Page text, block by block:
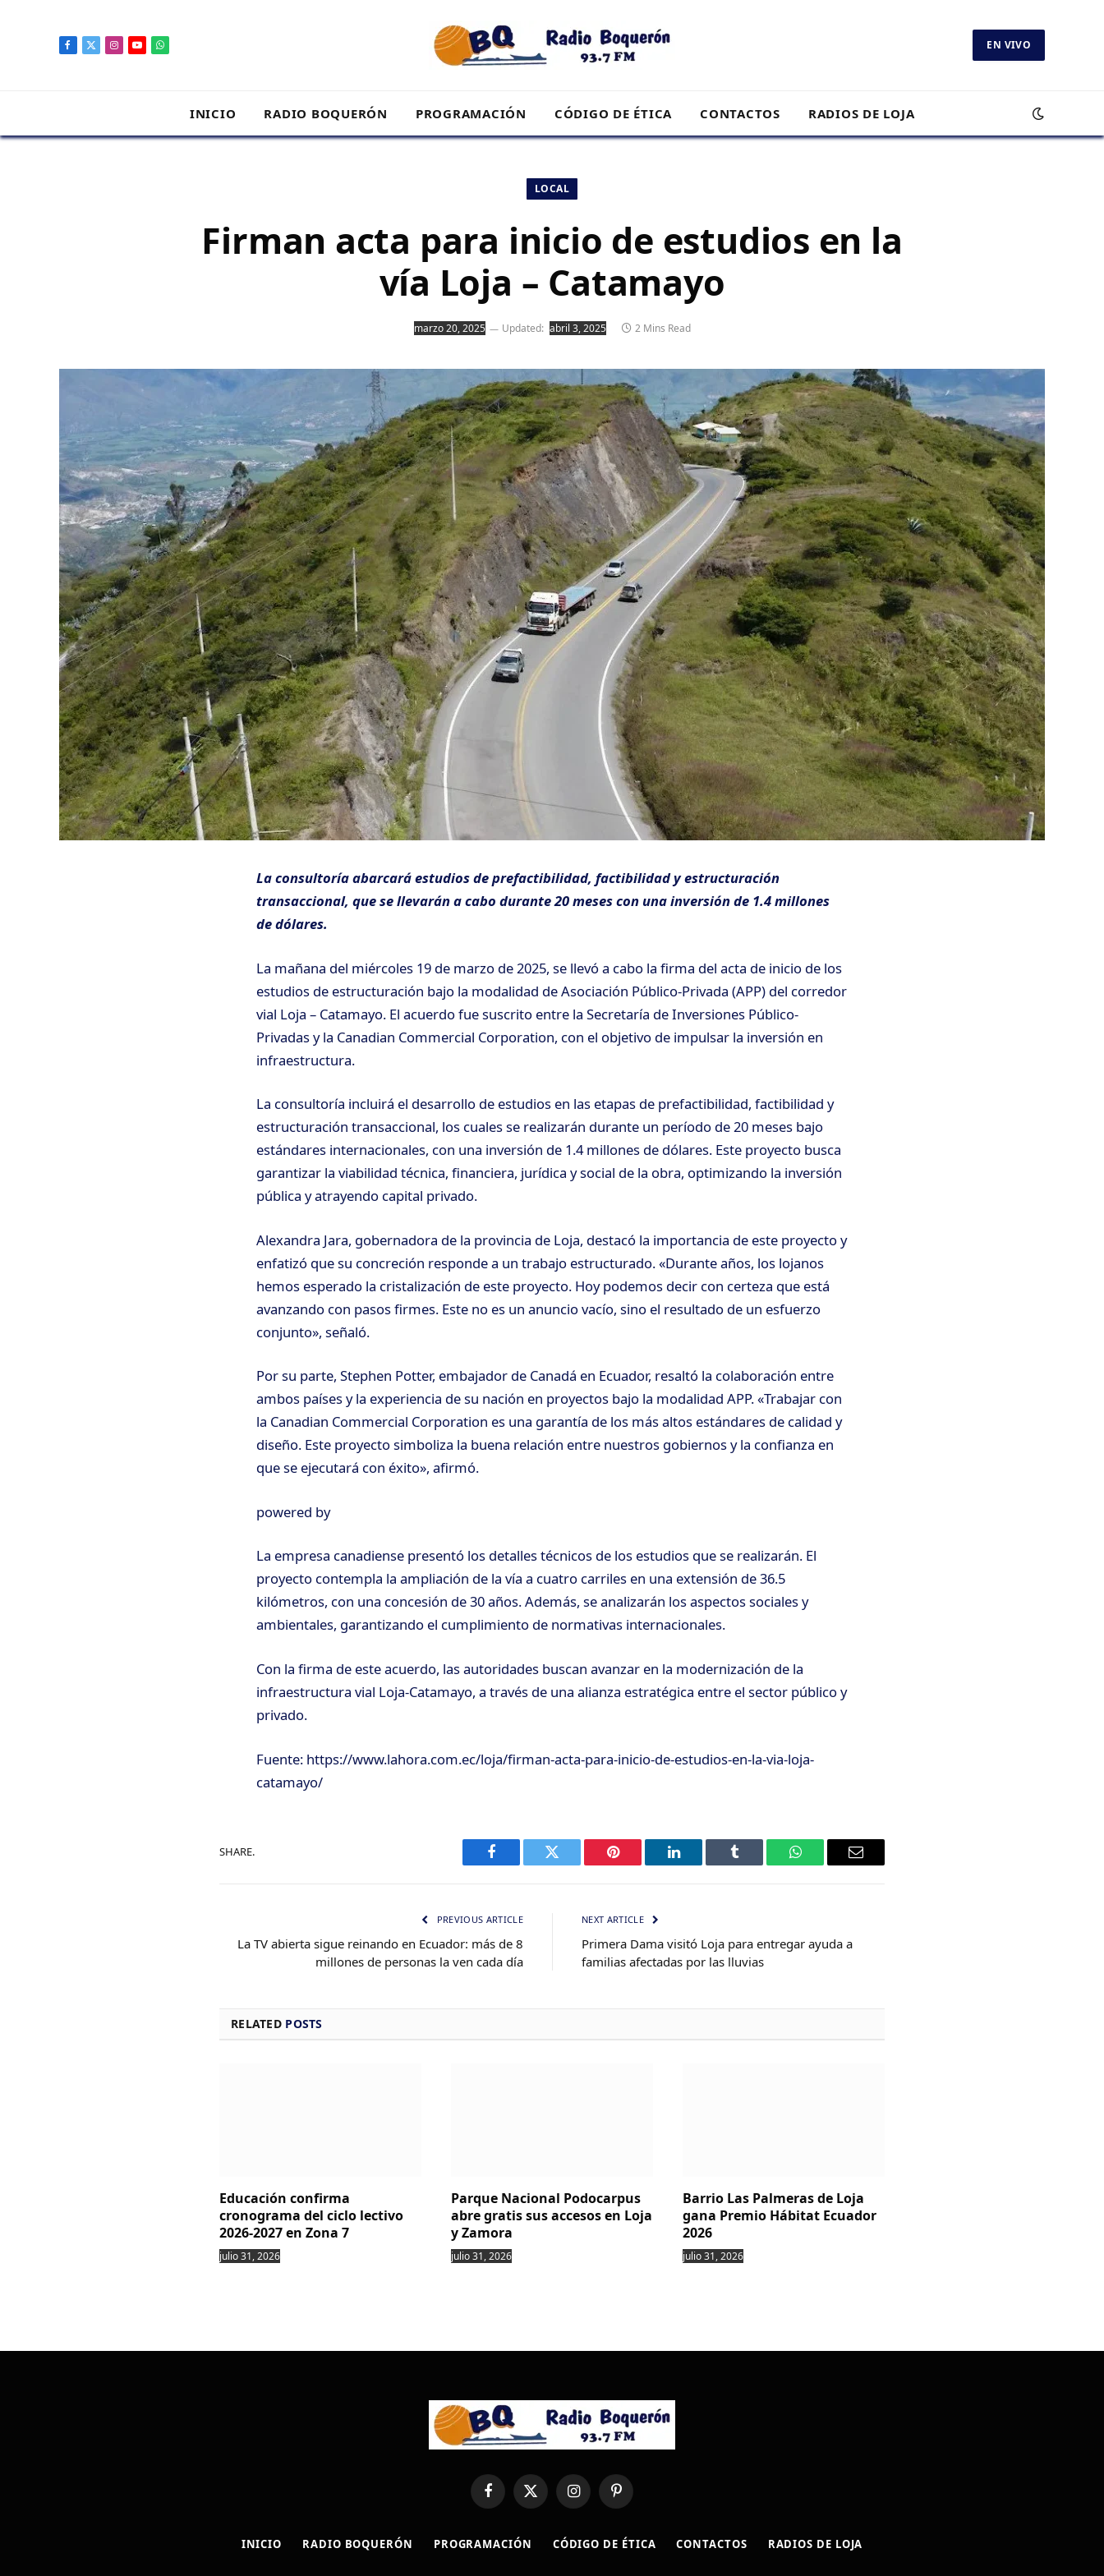
Facebook
X
Instagram
YouTubeWhatsApp EN VIVO
INICIO RADIO BOQUERÓN PROGRAMACIÓN CÓDIGO DE ÉTICA CONTACTOS RADIOS DE LOJA
LOCAL
Firman acta para inicio de estudios en la
vía Loja – Catamayo
marzo 20, 2025 Updated: abril 3, 2025 2 Mins Read
La consultoría abarcará estudios de prefactibilidad, factibilidad y estructuración
transaccional, que se llevarán a cabo durante 20 meses con una inversión de 1.4 millones
de dólares.
La mañana del miércoles 19 de marzo de 2025, se llevó a cabo la firma del acta de inicio de los
estudios de estructuración bajo la modalidad de Asociación Público-Privada (APP) del corredor
vial Loja – Catamayo. El acuerdo fue suscrito entre la Secretaría de Inversiones Público-
Privadas y la Canadian Commercial Corporation, con el objetivo de impulsar la inversión en
infraestructura.
La consultoría incluirá el desarrollo de estudios en las etapas de prefactibilidad, factibilidad y
estructuración transaccional, los cuales se realizarán durante un período de 20 meses bajo
estándares internacionales, con una inversión de 1.4 millones de dólares. Este proyecto busca
garantizar la viabilidad técnica, financiera, jurídica y social de la obra, optimizando la inversión
pública y atrayendo capital privado.
Alexandra Jara, gobernadora de la provincia de Loja, destacó la importancia de este proyecto y
enfatizó que su concreción responde a un trabajo estructurado. «Durante años, los lojanos
hemos esperado la cristalización de este proyecto. Hoy podemos decir con certeza que está
avanzando con pasos firmes. Este no es un anuncio vacío, sino el resultado de un esfuerzo
conjunto», señaló.
Por su parte, Stephen Potter, embajador de Canadá en Ecuador, resaltó la colaboración entre
ambos países y la experiencia de su nación en proyectos bajo la modalidad APP. «Trabajar con
la Canadian Commercial Corporation es una garantía de los más altos estándares de calidad y
diseño. Este proyecto simboliza la buena relación entre nuestros gobiernos y la confianza en
que se ejecutará con éxito», afirmó.
powered by
La empresa canadiense presentó los detalles técnicos de los estudios que se realizarán. El
proyecto contempla la ampliación de la vía a cuatro carriles en una extensión de 36.5
kilómetros, con una concesión de 30 años. Además, se analizarán los aspectos sociales y
ambientales, garantizando el cumplimiento de normativas internacionales.
Con la firma de este acuerdo, las autoridades buscan avanzar en la modernización de la
infraestructura vial Loja-Catamayo, a través de una alianza estratégica entre el sector público y
privado.
Fuente: https://www.lahora.com.ec/loja/firman-acta-para-inicio-de-estudios-en-la-via-loja-
catamayo/
SHARE.
Facebook Twitter Pinterest LinkedIn Tumblr WhatsAppEmail
PREVIOUS ARTICLE
La TV abierta sigue reinando en Ecuador: más de 8
millones de personas la ven cada día
NEXT ARTICLE
Primera Dama visitó Loja para entregar ayuda a
familias afectadas por las lluvias
RELATED POSTS
Educación confirma
cronograma del ciclo lectivo
2026-2027 en Zona 7
julio 31, 2026
Parque Nacional Podocarpus
abre gratis sus accesos en Loja
y Zamora
julio 31, 2026
Barrio Las Palmeras de Loja
gana Premio Hábitat Ecuador
2026
julio 31, 2026
FacebookX
(Twitter)
InstagramPinterest
INICIO RADIO BOQUERÓN PROGRAMACIÓN CÓDIGO DE ÉTICA CONTACTOS RADIOS DE LOJA